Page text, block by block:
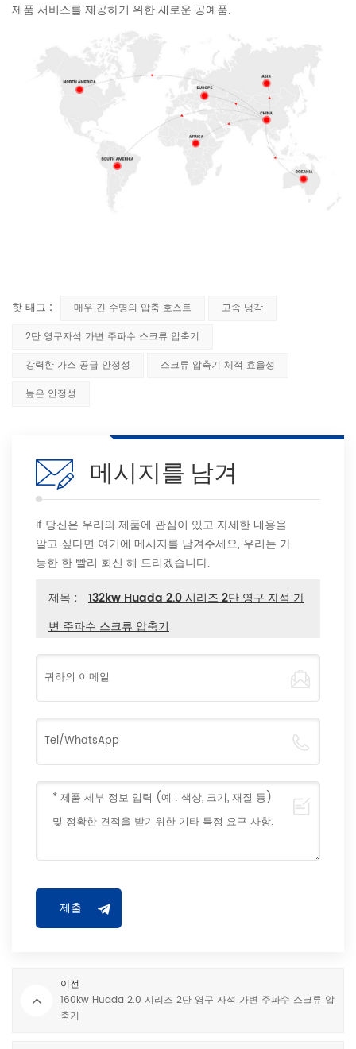
제품 서비스를 제공하기 위한 새로운 공예품.
핫 태그 : 매우 긴 수명의 압축 호스트
고속 냉각
2단 영구자석 가변 주파수 스크류 압축기
강력한 가스 공급 안정성
스크류 압축기 체적 효율성
높은 안정성
메시지를 남겨
If 당신은 우리의 제품에 관심이 있고 자세한 내용을
알고 싶다면 여기에 메시지를 남겨주세요, 우리는 가
능한 한 빨리 회신 해 드리겠습니다.
제목 :
132kw Huada 2.0 시리즈 2단 영구 자석 가
변 주파수 스크류 압축기
이전
160kw Huada 2.0 시리즈 2단 영구 자석 가변 주파수 스크류 압
축기